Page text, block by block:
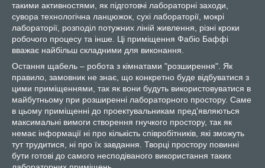
такими активностями, як підготовчі лабораторні заходи,
сувора технологічна ланцюжок, сухі лабораторії, мокрі
лабораторії, розподіл потужних ліній живлення, різні кроки
робочого процесу та інше. Ці приміщення Фабіо Баффі
вважає найбільш складними для виконання.
Остання щабель – робота з кімнатами "розширення". Як
правило, замовник не знає, що конкретно буде відбуватися з
цими приміщеннями, так як вони будуть використовуватися в
майбутньому при розширенні лабораторного простору. Саме
в цьому приміщенні до проектувальникам пред'являються
максимальні вимоги створення гнучкого простору, так як
немає інформації ні про кількість співробітників, які зможуть
тут трудитися, ні про їх завдання. Творці простору повинні
бути готові до самого несподіваного використання таких